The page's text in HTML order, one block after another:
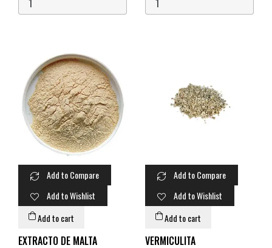
semilla para hacerla fructificar.
valorado en el cultivo de hongos
Add to Compare
Add to Wishlist
Add to cart
EXTRACTO DE MALTA
Add to Compare
Add to Wishlist
Add to cart
VERMICULITA